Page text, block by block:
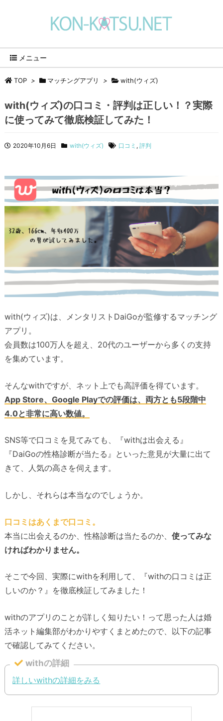
メニュー
TOP > マッチングアプリ > with(ウィズ)
with(ウィズ)の口コミ・評判は正しい！？実際
に使ってみて徹底検証してみた！
2020年10月6日 with(ウィズ) 口コミ , 評判
with(ウィズ)は、メンタリストDaiGoが監修するマッチング
アプリ。
会員数は100万人を超え、20代のユーザーから多くの支持
を集めています。
そんなwithですが、ネット上でも高評価を得ています。
App Store、Google Playでの評価は、両方とも5段階中
4.0と非常に高い数値。
SNS等で口コミを見てみても、『withは出会える』
『DaiGoの性格診断が当たる』といった意見が大量に出て
きて、人気の高さを伺えます。
しかし、それらは本当なのでしょうか。
口コミはあくまで口コミ。
本当に出会えるのか、性格診断は当たるのか、 使ってみな
ければわかりません。
そこで今回、実際にwithを利用して、『withの口コミは正
しいのか？』を徹底検証してみました！
withのアプリのことが詳しく知りたい！って思った人は婚
活ネット編集部がわかりやすくまとめたので、以下の記事
で確認してみてください。
withの詳細
詳しいwithの詳細をみる